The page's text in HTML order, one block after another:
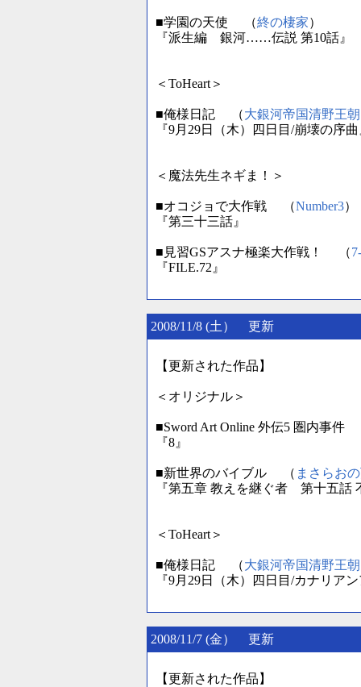
■学園の天使 （終の棲家）
『派生編 銀河……伝説 第10話』
＜ToHeart＞
■俺様日記 （大銀河帝国清野王朝
『9月29日（木）四日目/崩壊の序
＜魔法先生ネギま！＞
■オコジョで大作戦 （Number3）
『第三十三話』
■見習GSアスナ極楽大作戦！ （
『FILE.72』
2008/11/8 (土） 更新
【更新された作品】
＜オリジナル＞
■Sword Art Online 外伝5 圏内事件
『8』
■新世界のバイブル （ まさらお
『第五章 教えを継ぐ者 第十五話
＜ToHeart＞
■俺様日記 （大銀河帝国清野王朝
『9月29日（木）四日目/カナリア
2008/11/7 (金） 更新
【更新された作品】